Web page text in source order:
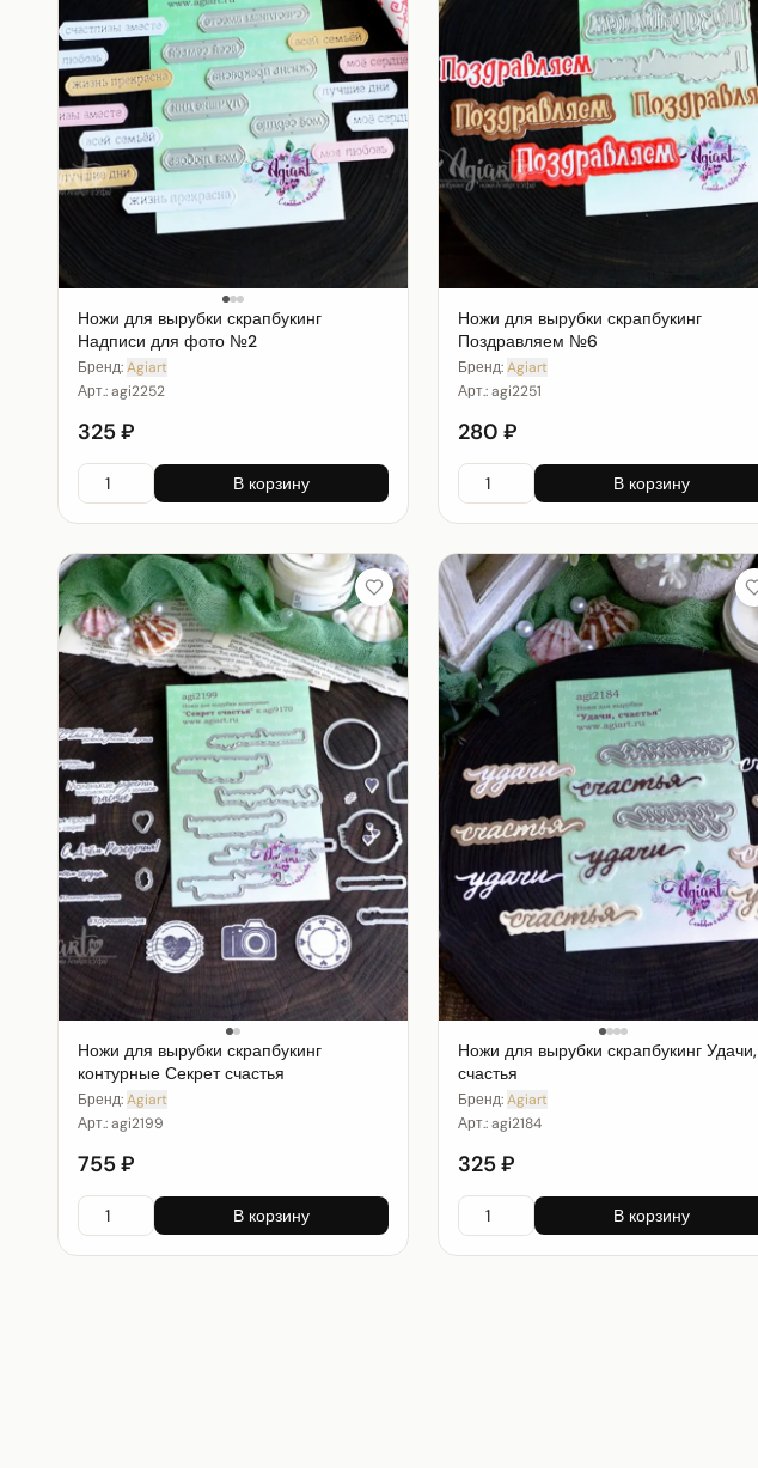
Ножи для вырубки скрапбукинг
Надписи для фото №2
Бренд:Agiart
Арт.:agi2252
325 ₽
В корзину
Ножи для вырубки скрапбукинг
Поздравляем №6
Бренд:Agiart
Арт.:agi2251
280 ₽
В корзину
Ножи для вырубки скрапбукинг
контурные Секрет счастья
Бренд:Agiart
Арт.:agi2199
755 ₽
В корзину
Ножи для вырубки скрапбукинг Удачи,
счастья
Бренд:Agiart
Арт.:agi2184
325 ₽
В корзину